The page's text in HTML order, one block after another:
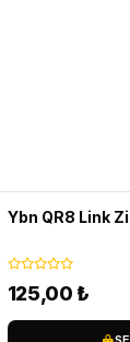
Ybn QR8 Link
125,00 ₺